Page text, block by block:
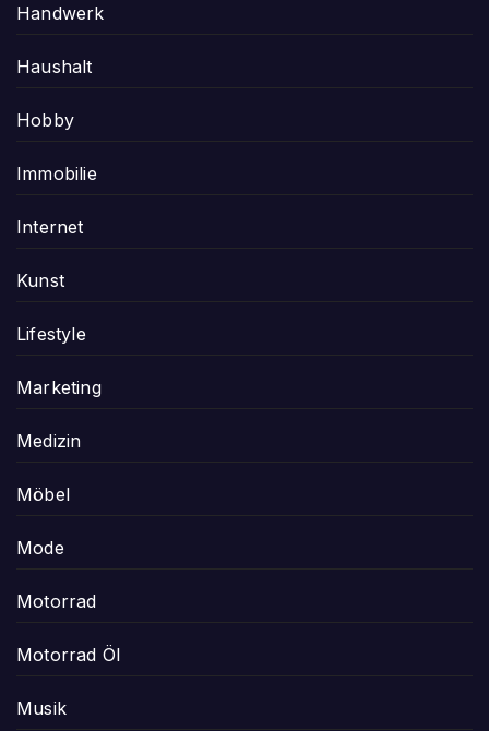
Handwerk
Haushalt
Hobby
Immobilie
Internet
Kunst
Lifestyle
Marketing
Medizin
Möbel
Mode
Motorrad
Motorrad Öl
Musik